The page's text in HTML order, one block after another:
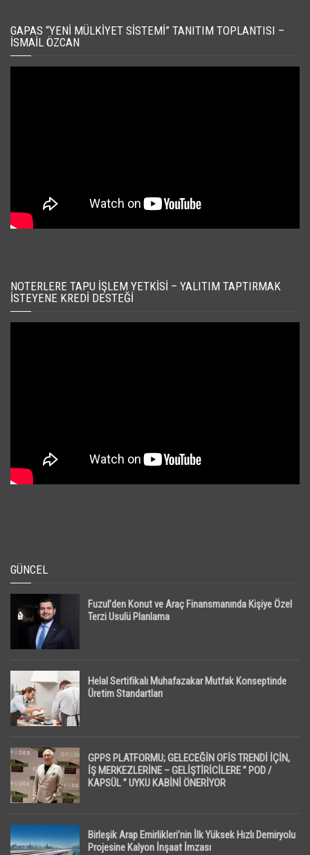
GAPAS “YENI MÜLKIYET SISTEMI” TANITIM TOPLANTISI –
İSMAIL ÖZCAN
NOTERLERE TAPU İŞLEM YETKISI – YALITIM TAPTIRMAK
İSTEYENE KREDI DESTEĞI
GÜNCEL
Fuzul’den Konut ve Araç Finansmanında Kişiye Özel
Terzi Usulü Planlama
Helal Sertifikalı Muhafazakar Mutfak Konseptinde
Üretim Standartları
GPPS PLATFORMU; GELECEĞİN OFİS TRENDİ İÇİN,
İŞ MERKEZLERİNE – GELİŞTİRİCİLERE ” POD /
KAPSÜL ” UYKU KABİNİ ÖNERİYOR
Birleşik Arap Emirlikleri’nin İlk Yüksek Hızlı Demiryolu
Projesine Kalyon İnşaat İmzası